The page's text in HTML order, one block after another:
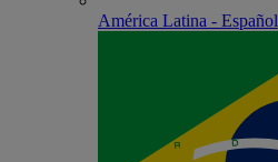
América Latina - Español